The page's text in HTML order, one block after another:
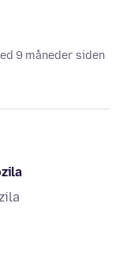
9 måneder siden